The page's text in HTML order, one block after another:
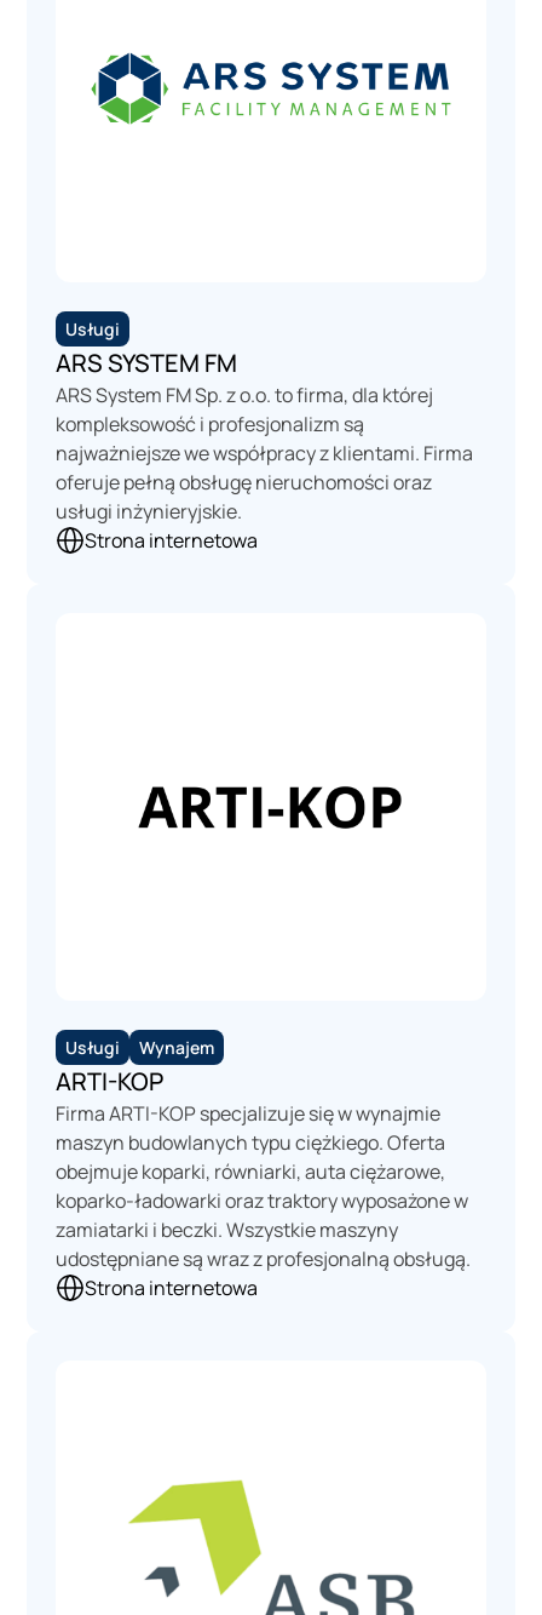
Usługi
ARS SYSTEM FM
ARS System FM Sp. z o.o. to firma, dla której
kompleksowość i profesjonalizm są
najważniejsze we współpracy z klientami. Firma
oferuje pełną obsługę nieruchomości oraz
usługi inżynieryjskie.
Strona internetowa
Usługi Wynajem
ARTI-KOP
Firma ARTI-KOP specjalizuje się w wynajmie
maszyn budowlanych typu ciężkiego. Oferta
obejmuje koparki, równiarki, auta ciężarowe,
koparko-ładowarki oraz traktory wyposażone w
zamiatarki i beczki. Wszystkie maszyny
udostępniane są wraz z profesjonalną obsługą.
Strona internetowa